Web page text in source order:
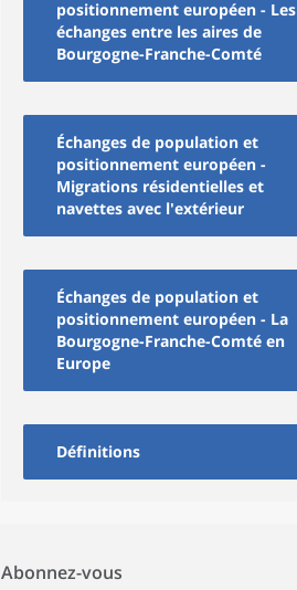
positionnement européen - Les
échanges entre les aires de
Bourgogne-Franche-Comté
Échanges de population et
positionnement européen -
Migrations résidentielles et
navettes avec l'extérieur
Échanges de population et
positionnement européen - La
Bourgogne-Franche-Comté en
Europe
Définitions
Abonnez-vous